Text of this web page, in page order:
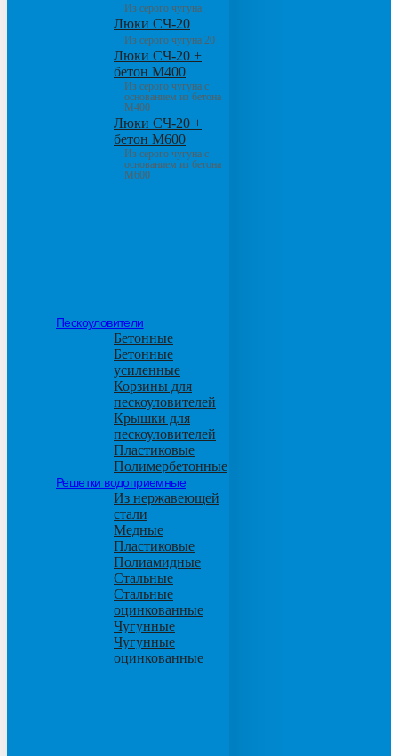
Из серого чугуна
Люки СЧ-20
Из серого чугуна 20
Люки СЧ-20 +
бетон М400
Из серого чугуна с
основанием из бетона
М400
Люки СЧ-20 +
бетон М600
Из серого чугуна с
основанием из бетона
М600
Пескоуловители
Бетонные
Бетонные
усиленные
Корзины для
пескоуловителей
Крышки для
пескоуловителей
Пластиковые
Полимербетонные
Решетки водоприемные
Из нержавеющей
стали
Медные
Пластиковые
Полиамидные
Стальные
Стальные
оцинкованные
Чугунные
Чугунные
оцинкованные